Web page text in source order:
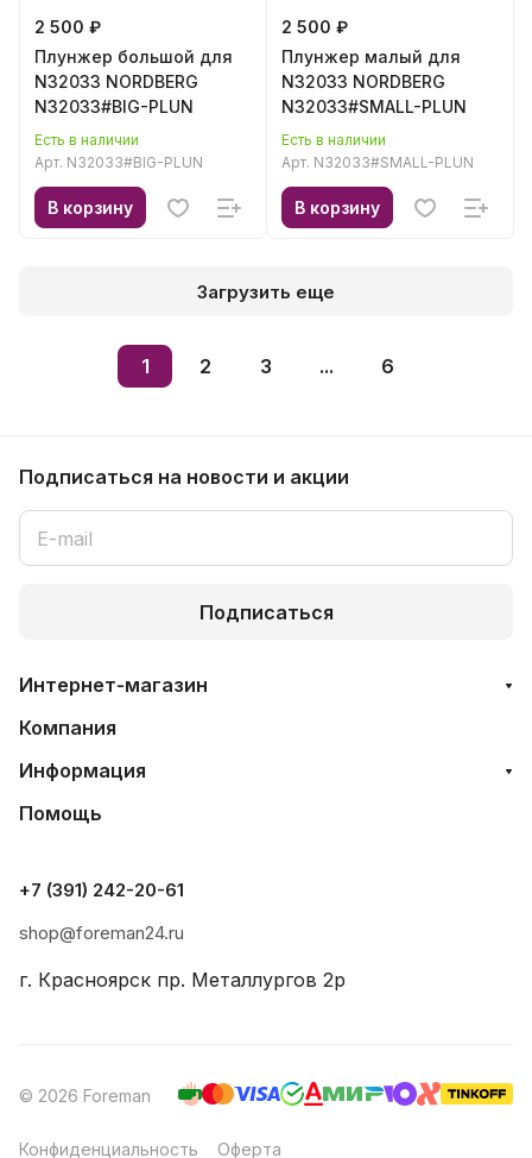
2 500 ₽
Плунжер большой для
N32033 NORDBERG
N32033#BIG-PLUN
Есть в наличии
Арт. N32033#BIG-PLUN
В корзину
2 500 ₽
Плунжер малый для
N32033 NORDBERG
N32033#SMALL-PLUN
Есть в наличии
Арт. N32033#SMALL-PLUN
В корзину
Загрузить еще
1 2 3 ... 6
Подписаться на новости и акции
Подписаться
Интернет-магазин
Компания
Информация
Помощь
+7 (391) 242-20-61
shop@foreman24.ru
г. Красноярск пр. Металлургов 2р
© 2026 Foreman
Конфиденциальность Оферта